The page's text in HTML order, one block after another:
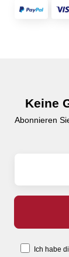
Keine
Abonnieren
Ich habe